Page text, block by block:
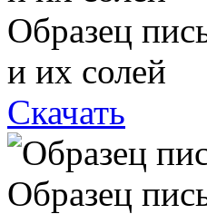
Образец
и их солей
Скачать
Образец